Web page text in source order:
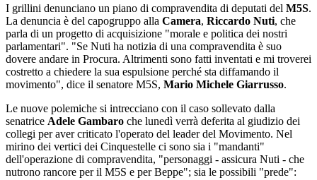
I grillini denunciano un piano di compravendita di deputati del M5S.
La denuncia è del capogruppo alla Camera, Riccardo Nuti, che
parla di un progetto di acquisizione "morale e politica dei nostri
parlamentari". "Se Nuti ha notizia di una compravendita è suo
dovere andare in Procura. Altrimenti sono fatti inventati e mi troverei
costretto a chiedere la sua espulsione perché sta diffamando il
movimento", dice il senatore M5S, Mario Michele Giarrusso.
Le nuove polemiche si intrecciano con il caso sollevato dalla
senatrice Adele Gambaro che lunedì verrà deferita al giudizio dei
collegi per aver criticato l'operato del leader del Movimento. Nel
mirino dei vertici dei Cinquestelle ci sono sia i "mandanti"
dell'operazione di compravendita, "personaggi - assicura Nuti - che
nutrono rancore per il M5S e per Beppe"; sia le possibili "prede":